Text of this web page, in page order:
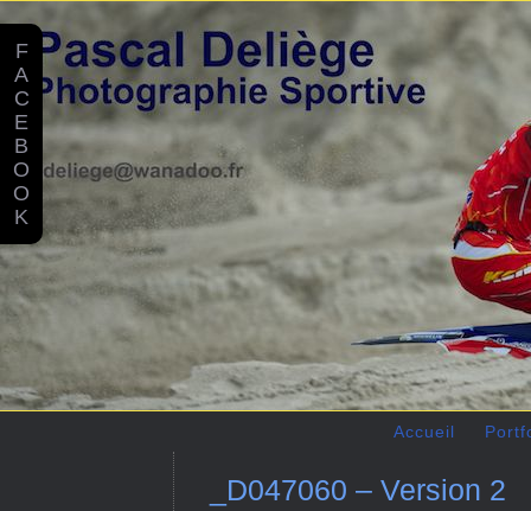
Accueil
_D047060 – Version 2
F
A
C
E
B
O
O
K